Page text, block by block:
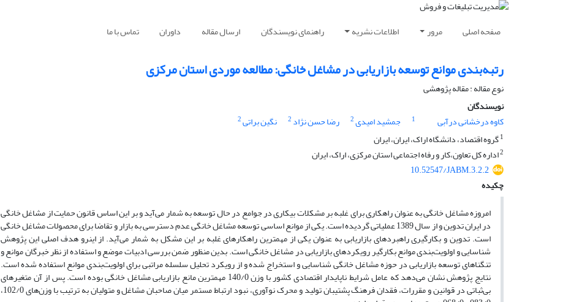
صفحه اصلی مرور اطلاعات نشریه راهنمای نویسندگان ارسال مقاله داوران تماس با ما
رتبه‌بندی موانع توسعه بازاریابی در مشاغل خانگی: مطالعه موردی استان مرکزی
نوع مقاله : مقاله پژوهشی
نویسندگان
کاوه درخشانی درآبی
1 جمشید امیدی2 رضا حسن نژاد 2 نگین براتی2
1گروه اقتصاد، دانشگاه اراک، ایران، ایران
2اداره کل تعاون،کار و رفاه اجتماعی استان مرکزی، اراک، ایران
10.52547/JABM.3.2.2
چکیده
امروزه مشاغل خانگی به عنوان راهکاری برای غلبه بر مشکلات بیکاری در جوامع در حال توسعه به شمار می‌آید و بر این اساس قانون حمایت از مشاغل خانگی
در ایران تدوین و از سال 1389 عملیاتی گردیده است. یکی از موانع اساسی توسعه مشاغل خانگی عدم دسترسی به بازار و تقاضا برای محصولات مشاغل خانگی
است. تدوین و بکارگیری راهبردهای بازاریابی به عنوان یکی از مهمترین راهکارهای غلبه بر این مشکل به شمار می‌آید. از اینرو هدف اصلی این پژوهش
شناسایی و اولویت‌بندی موانع بکارگیر رویکردهای بازاریابی در مشاغل خانگی است. بدین منظور ضمن بررسی ادبیات موضع و استفاده از نظر خبرگان موانع و
تنگناهای توسعه بازاریابی در حوزه مشاغل خانگی شناسایی و استخراج شده و از رویکرد تحلیل سلسله مراتبی برای اولویت‌بندی موانع استفاده شده است.
نتایج پژوهش نشان می‌دهد که عامل شرایط ناپایدار اقتصادی کشور با وزن 140/0 مهمترین مانع بازاریابی مشاغل خانگی بوده است. پس از آن متغیرهای
بی‌ثباتی در قوانین و مقررات، فقدان فرهنگ پشتیبان تولید و محرک نوآوری، نبود ارتباط مستمر میان صاحبان مشاغل و متولیان به ترتیب با وزن‌های 102/0،